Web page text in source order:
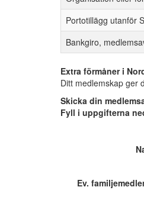
Portotillägg utanför
Bankgiro,
Extra förmåner i
Ditt medlemskap ger
Skicka din
Fyll i uppgifterna
Ev.